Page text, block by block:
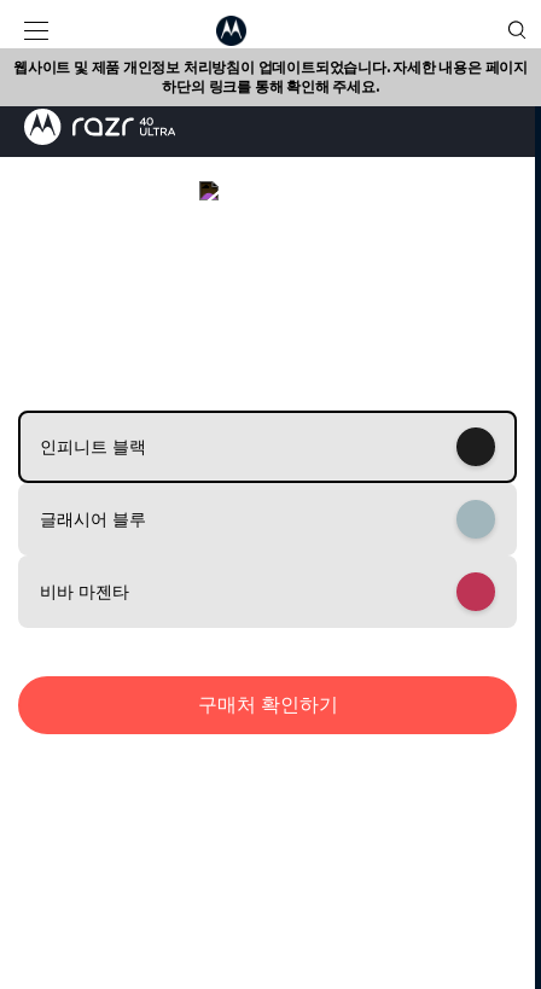
웹사이트 및 제품 개인정보 처리방침이 업데이트되었습니다. 자세한 내용은 페이지
하단의 링크를 통해 확인해 주세요.
t
인피니트 블랙
글래시어 블루
비바 마젠타
구매처 확인하기